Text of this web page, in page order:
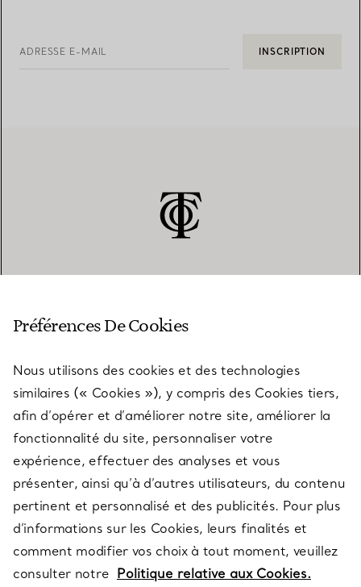
ADRESSE E-MAIL INSCRIPTION
SERVICES
À PROPOS
QUESTIONS LÉGALES
SUIVEZ-NOUS
Préférences De Cookies
Nous utilisons des cookies et des technologies
similaires (« Cookies »), y compris des Cookies tiers,
afin d’opérer et d’améliorer notre site, améliorer la
fonctionnalité du site, personnaliser votre
expérience, effectuer des analyses et vous
présenter, ainsi qu’à d’autres utilisateurs, du contenu
pertinent et personnalisé et des publicités. Pour plus
d’informations sur les Cookies, leurs finalités et
comment modifier vos choix à tout moment, veuillez
consulter notre Politique relative aux Cookies.